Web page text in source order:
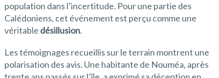
population dans l’incertitude. Pour une partie des
Calédoniens, cet événement est perçu comme une
véritable désillusion.
Les témoignages recueillis sur le terrain montrent une
polarisation des avis. Une habitante de Nouméa, après